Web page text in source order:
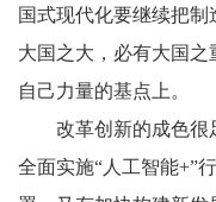
国式现代化要继续把制
大国之大，必有大国
自己力量的基点上。
改革创新的成色
全面实施“人工智能+”